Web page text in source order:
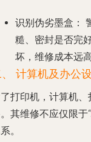
识别伪劣墨盒：
糙、密封是否完
坏，维修成本远
计算机及办公
打印机，计算机
其维修不应仅限于
。